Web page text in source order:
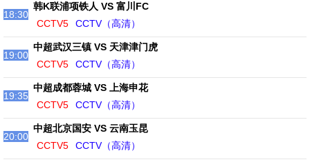
18:30
韩K联浦项铁人 VS 富川FC
CCTV5
CCTV（高清）
19:00
中超武汉三镇 VS 天津津门虎
CCTV5
CCTV（高清）
19:35
中超成都蓉城 VS 上海申花
CCTV5
CCTV（高清）
20:00
中超北京国安 VS 云南玉昆
CCTV5
CCTV（高清）